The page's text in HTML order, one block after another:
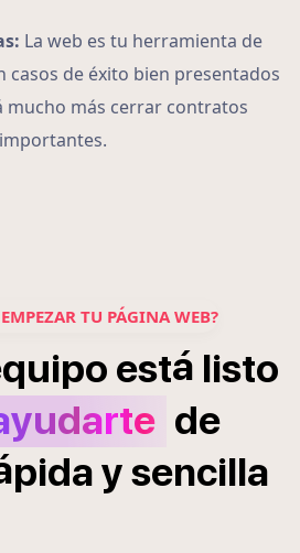
La web es tu herramienta de
casos de éxito bien presentados
mucho más cerrar contratos
importantes.
TU PÁGINA WEB?
está listo
de
pidaysencilla